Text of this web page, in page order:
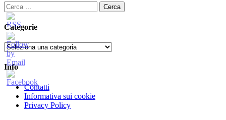
Ricerca
per:
Categorie
Categorie
Info
Contatti
Informativa sui cookie
Privacy Policy